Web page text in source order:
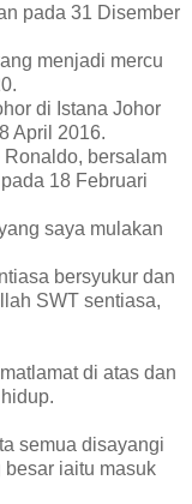
pada 31 Disember
menjadi mercu
di Istana Johor
April 2016.
bersalam
18 Februari
saya mulakan
bersyukur dan
SWT sentiasa,
di atas dan
semua disayangi
iaitu masuk